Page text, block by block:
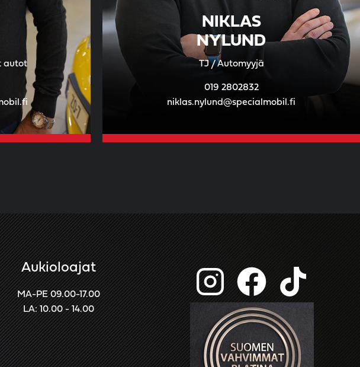
autot
NIKLAS
NYLUND
TJ / Automyyjä
019 2802832
niklas.nylund@specialmobil.fi
Aukioloajat
MA-PE 09.00-17.00
LA: 10.00 - 14.00